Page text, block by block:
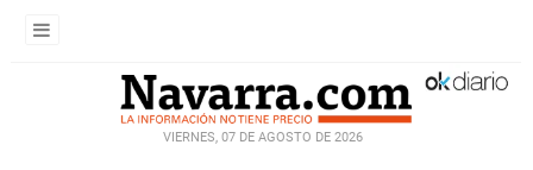
VIERNES, 07 DE AGOSTO DE 2026